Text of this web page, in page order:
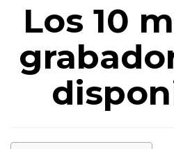
Los 10